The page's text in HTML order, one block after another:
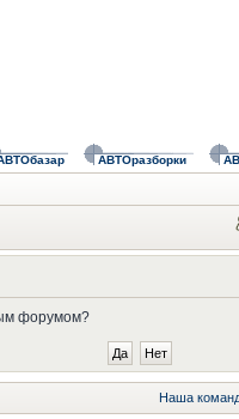
АВТОразборки
форумом?
Наша